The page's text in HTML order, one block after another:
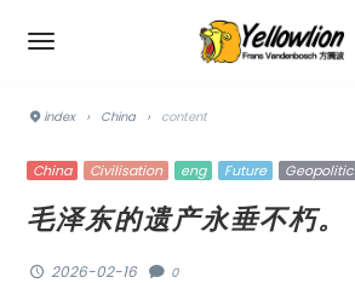
index › China › content
China Civilisation eng Future
毛泽东的遗产永垂不朽。
2026-02-16 0